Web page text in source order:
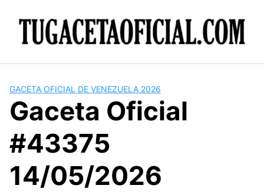
GACETA OFICIAL DE VENEZUELA 2026
Gaceta Oficial
#43375
14/05/2026